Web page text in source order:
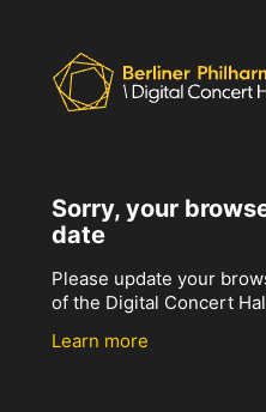
Sorry, your
date
Please update your
of the Digital Concert
Learn more